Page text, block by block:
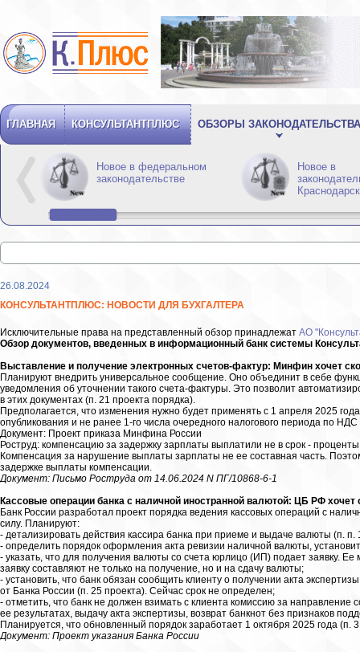
ГЛАВНАЯ КОНСУЛЬТАНТПЛЮС ОБЗОРЫ ЗАКОНОДАТЕЛЬСТВА
Новое в федеральном
законодательстве
Новое в
26.08.2024
КОНСУЛЬТАНТПЛЮС: НОВОСТИ ДЛЯ БУХГАЛТЕРА
Исключительные права на представленный обзор принадлежат АО
Обзор документов, введенных в информационный банк системы
Выставление и получение электронных счетов-фактур: Минфин хочет
Планируют внедрить универсальное сообщение. Оно объединит в себе
уведомления об уточнении такого счета-фактуры. Это позволит
в этих документах (п. 21 проекта порядка).
Предполагается, что изменения нужно будет применять с 1 апреля 2025
опубликования и не ранее 1-го числа очередного налогового периода по НДС
Документ: Проект приказа Минфина России
Роструд: компенсацию за задержку зарплаты выплатили не в срок -
Компенсация за нарушение выплаты зарплаты не ее составная часть.
задержке выплаты компенсации.
Документ: Письмо Роструда от 14.06.2024 N ПГ/10868-6-1
Кассовые операции банка с наличной иностранной валютой: ЦБ РФ хочет
Банк России разработал проект порядка ведения кассовых операций с
силу. Планируют:
- детализировать действия кассира банка при приеме и выдаче валюты (п. п.
- определить порядок оформления акта ревизии наличной валюты,
- указать, что для получения валюты со счета юрлицо (ИП) подает заявку.
заявку составляют не только на получение, но и на сдачу валюты;
- установить, что банк обязан сообщить клиенту о получении акта
от Банка России (п. 25 проекта). Сейчас срок не определен;
- отметить, что банк не должен взимать с клиента комиссию за
ее результатах, выдачу акта экспертизы, возврат банкнот без признаков
Планируется, что обновленный порядок заработает 1 октября 2025 года (п.
Документ: Проект указания Банка России